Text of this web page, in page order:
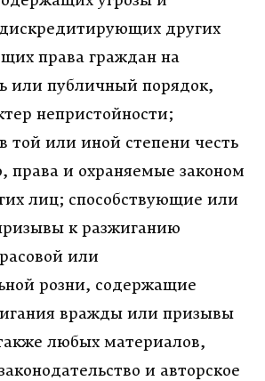
других
права граждан на
или публичный порядок,
непристойности;
или иной степени честь
права и охраняемые законом
лиц; способствующие или
к разжиганию
или
розни, содержащие
вражды или призывы
любых материалов,
и авторское